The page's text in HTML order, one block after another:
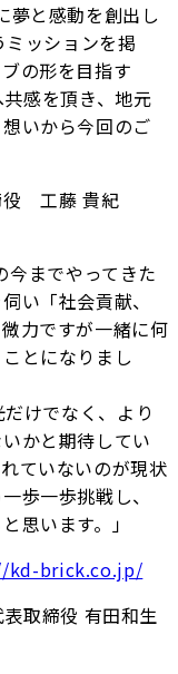
夢と感動を創出し
ッションを掲
の形を目指す
共感を頂き、地元
いから今回のご
役 工藤 貴紀
今までやってきた
い「社会貢献、
力ですが一緒に何
とになりまし
けでなく、より
かと期待してい
ていないのが現状
歩一歩挑戦し、
思います。」
kd-brick.co.jp/
取締役 有田和生